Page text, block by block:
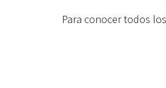
Para conocer todos